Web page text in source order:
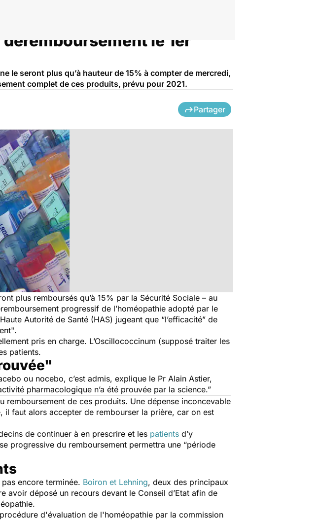
le 1er
le seront plus qu’à hauteur de 15% à compter de mercredi,
complet de ces produits, prévu pour 2021.
Partager
plus remboursés qu’à 15% par la Sécurité Sociale – au
progressif de l’homéopathie adopté par le
Autorité de Santé (HAS) jugeant que “l’efficacité” de
.
pris en charge. L’Oscillococcinum (supposé traiter les
patients.
ou nocebo, c’est admis, explique le Pr Alain Astier,
pharmacologique n’a été prouvée par la science.”
remboursement de ces produits. Une dépense inconcevable
il faut alors accepter de rembourser la prière, car on est
de continuer à en prescrire et les patients d’y
progressive du remboursement permettra une “période
encore terminée. Boiron et Lehning, deux des principaux
avoir déposé un recours devant le Conseil d’Etat afin de
d'évaluation de l'homéopathie par la commission